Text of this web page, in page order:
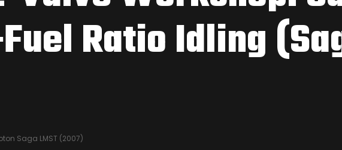
Ratio Idling
Saga LMST (2007)